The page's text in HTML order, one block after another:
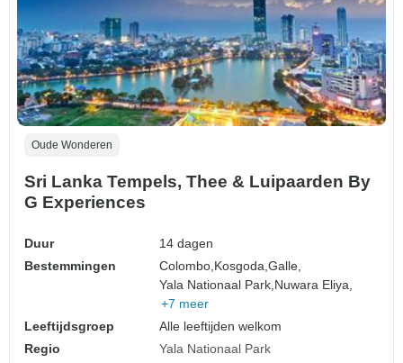
Oude Wonderen
Sri Lanka Tempels, Thee & Luipaarden By
G Experiences
Duur
14 dagen
Bestemmingen
Colombo,Kosgoda,Galle,
Yala Nationaal Park,Nuwara Eliya,
+7 meer
Leeftijdsgroep
Alle leeftijden welkom
Regio
Yala Nationaal Park